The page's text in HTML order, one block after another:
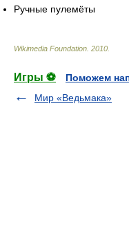
Ручные пулемёты
Wikimedia Foundation 2010
Игры ⚽
Поможем
Мир «Ведьмака»